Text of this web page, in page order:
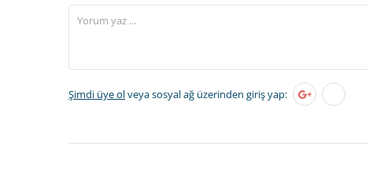
Şimdi üye olveya sosyal ağ üzerinden giriş yap: